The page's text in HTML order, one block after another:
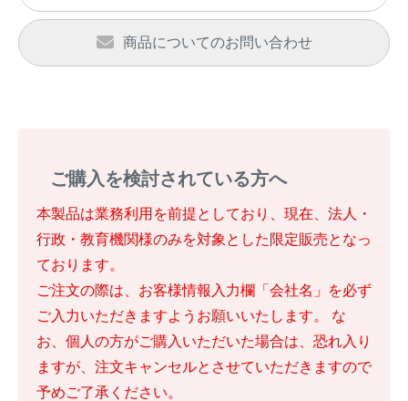
商品についてのお問い合わせ
ご購入を検討されている方へ
本製品は業務利用を前提としており、現在、法人・
行政・教育機関様のみを対象とした限定販売となっ
ております。
ご注文の際は、お客様情報入力欄「会社名」を必ず
ご入力いただきますようお願いいたします。 な
お、個人の方がご購入いただいた場合は、恐れ入り
ますが、注文キャンセルとさせていただきますので
予めご了承ください。